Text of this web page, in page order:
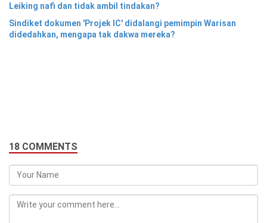
Leiking nafi dan tidak ambil tindakan?
Sindiket dokumen 'Projek IC' didalangi pemimpin Warisan
didedahkan, mengapa tak dakwa mereka?
18 COMMENTS